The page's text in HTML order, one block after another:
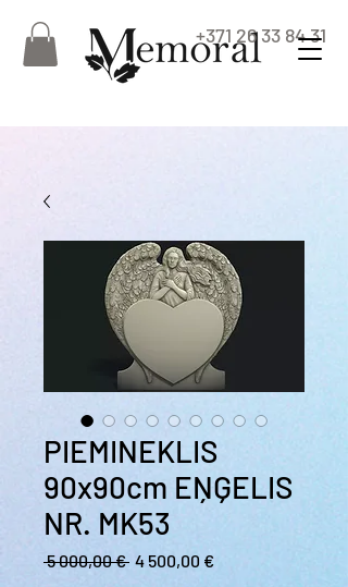
+371 26 33 84 31
PIEMINEKLIS
90x90cm EŅĢELIS
NR. MK53
5 000,00 € Обычная цена
4 500,00 €Спеццена